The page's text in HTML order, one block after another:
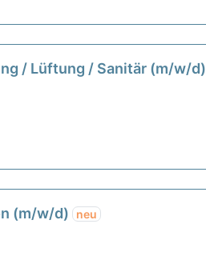
/ Lüftung / Sanitär (m/w/d)
(m/w/d) neu